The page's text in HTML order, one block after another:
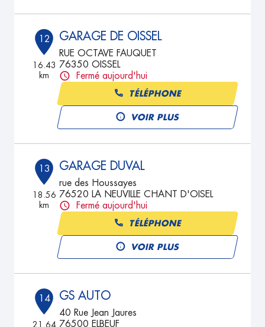
12
16.43
km
GARAGE DE OISSEL
RUE OCTAVE FAUQUET
76350 OISSEL
Fermé aujourd'hui
TÉLÉPHONE
VOIR PLUS
13
18.56
km
GARAGE DUVAL
rue des Houssayes
76520 LA NEUVILLE CHANT D'OISEL
Fermé aujourd'hui
TÉLÉPHONE
VOIR PLUS
14
21.64
GS AUTO
40 Rue Jean Jaures
76500 ELBEUF